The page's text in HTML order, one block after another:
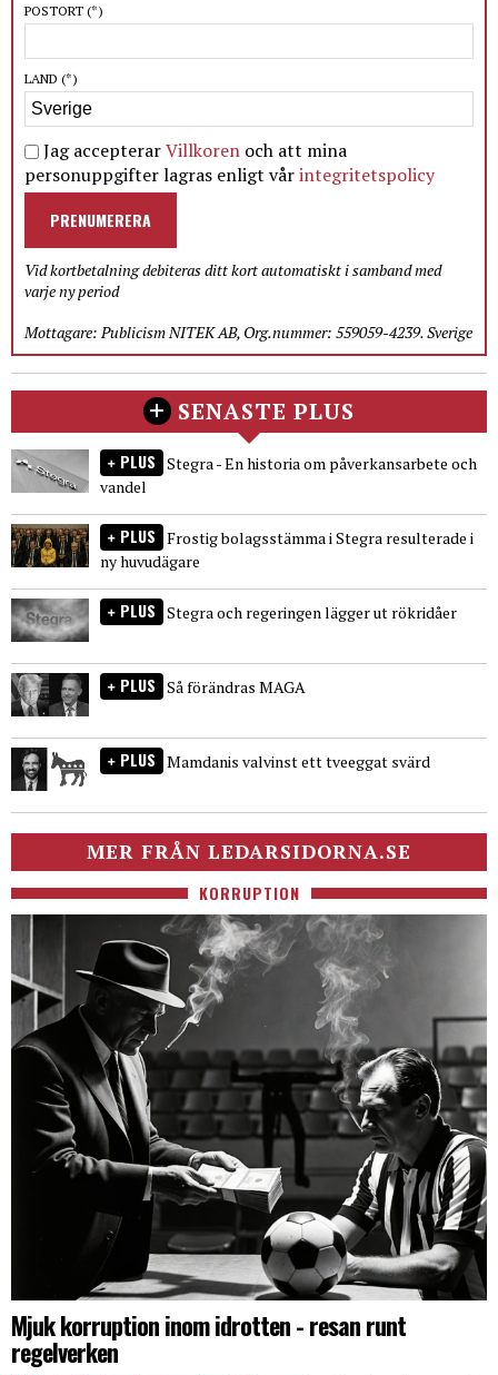
POSTORT (*)
LAND (*)
Jag accepterarVillkoren och att mina
personuppgifter lagras enligt vårintegritetspolicy
PRENUMERERA
Vid kortbetalning debiteras ditt kort automatiskt i samband med
varje ny period
Mottagare: Publicism NITEK AB, Org.nummer: 559059-4239. Sverige
SENASTE PLUS
PLUS Stegra - En historia om påverkansarbete och
vandel
PLUS Frostig bolagsstämma i Stegra resulterade i
ny huvudägare
PLUS Stegra och regeringen lägger ut rökridåer
PLUS Så förändras MAGA
PLUS Mamdanis valvinst ett tveeggat svärd
MER FRÅN LEDARSIDORNA.SE
KORRUPTION
Mjuk korruption inom idrotten - resan runt
regelverken